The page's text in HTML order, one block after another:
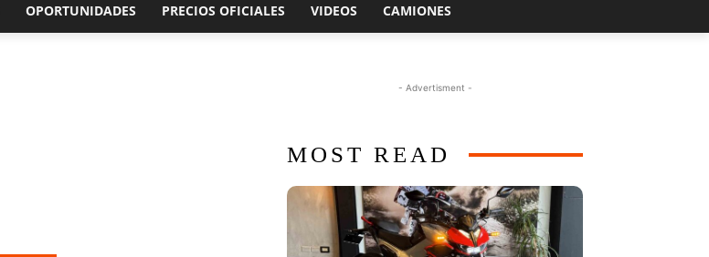
OPORTUNIDADES PRECIOS OFICIALES VIDEOS CAMIONES
- Advertisment -
MOST READ